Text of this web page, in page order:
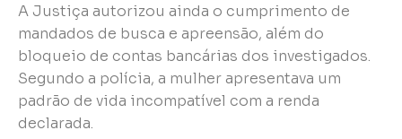
A Justiça autorizou ainda o cumprimento de
mandados de busca e apreensão, além do
bloqueio de contas bancárias dos investigados.
Segundo a polícia, a mulher apresentava um
padrão de vida incompatível com a renda
declarada.